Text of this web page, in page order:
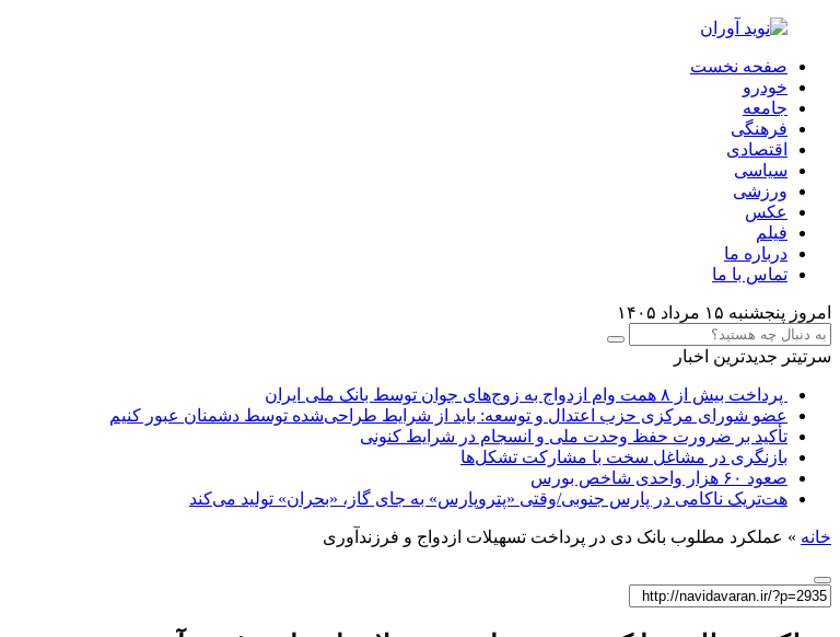
صفحه نخست
خودرو
جامعه
فرهنگی
اقتصادی
سیاسی
ورزشی
عکس
فیلم
درباره ما
تماس با ما
امروز پنجشنبه ۱۵ مرداد ۱۴۰۵
سرتیتر جدیدترین اخبار
پرداخت بیش از ۸ همت وام ازدواج به زوج‌های جوان توسط بانک ملی ایران
عضو شورای مرکزی حزب اعتدال و توسعه: باید از شرایط طراحی‌شده توسط دشمنان عبور کنیم
تأکید بر ضرورت حفظ وحدت ملی و انسجام در شرایط کنونی
بازنگری در مشاغل سخت با مشارکت تشکل‌ها
صعود ۶۰ هزار واحدی شاخص بورس
هت‌تریک ناکامی در پارس جنوبی/وقتی «پتروپارس» به جای گاز، «بحران» تولید می‌کند
خانه » عملکرد مطلوب بانک دی در پرداخت تسهیلات ازدواج و فرزندآوری